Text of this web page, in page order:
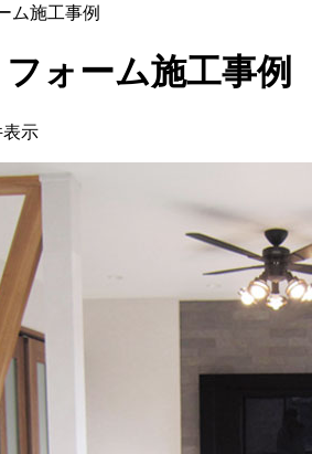
ム施工事例
ォーム施工事例
表示